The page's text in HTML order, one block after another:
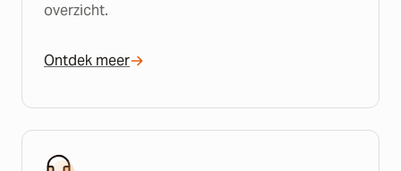
overzicht.
Ontdek meer